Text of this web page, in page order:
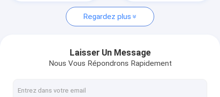
Au sujet de nous
Contrôle de qualité
Regardez plus
Laisser Un Message
Nous Vous Répondrons Rapidement